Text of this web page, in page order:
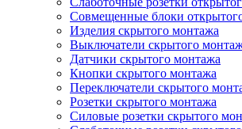
Совмещенные блоки
Изделия скрытого монтажа
Выключатели скрытого
Датчики скрытого монтажа
Кнопки скрытого монтажа
Переключатели скрытого
Розетки скрытого монтажа
Силовые розетки скрытого